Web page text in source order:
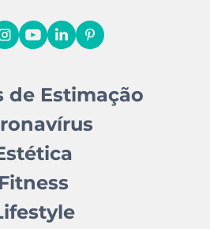
de Estimação
Fitness